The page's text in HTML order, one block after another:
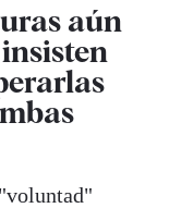
aún